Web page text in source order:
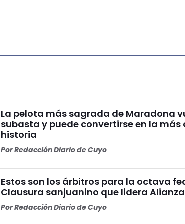
La pelota más sagrada de Maradona
subasta y puede convertirse en la más
historia
PorRedacción Diario de Cuyo
Estos son los árbitros para la octava
Clausura sanjuanino que lidera Alianza
PorRedacción Diario de Cuyo